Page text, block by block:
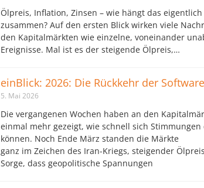
Ölpreis, Inflation, Zinsen – wie hängt das eigentlich
zusammen? Auf den ersten Blick wirken viele
den Kapitalmärkten wie einzelne, voneinander
Ereignisse. Mal ist es der steigende Ölpreis,…
einBlick: 2026: Die Rückkehr der
5. Mai 2026
Die vergangenen Wochen haben an den
einmal mehr gezeigt, wie schnell sich Stimmungen
können. Noch Ende März standen die Märkte
ganz im Zeichen des Iran-Kriegs, steigender
Sorge, dass geopolitische Spannungen